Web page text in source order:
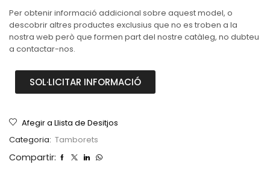
Per obtenir informació addicional sobre aquest model, o
descobrir altres productes exclusius que no es troben a la
nostra web però que formen part del nostre catàleg, no dubteu
a contactar-nos.
SOL·LICITAR INFORMACIÓ
Afegir a Llista de Desitjos
Categoria: Tamborets
Compartir: